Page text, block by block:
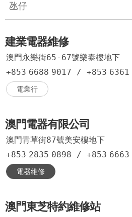
氹仔
建業電器維修
澳門永樂街65-67號樂泰樓地下
+853 6688 9017 / +853 6361
電業行
澳門電器有限公司
澳門青草街87號美安樓地下
+853 2835 0898 / +853 6663
電器維修
澳門東芝特約維修站